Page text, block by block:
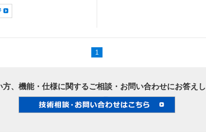
1
方、機能・仕様に関するご相談・お問い合わせにお答え